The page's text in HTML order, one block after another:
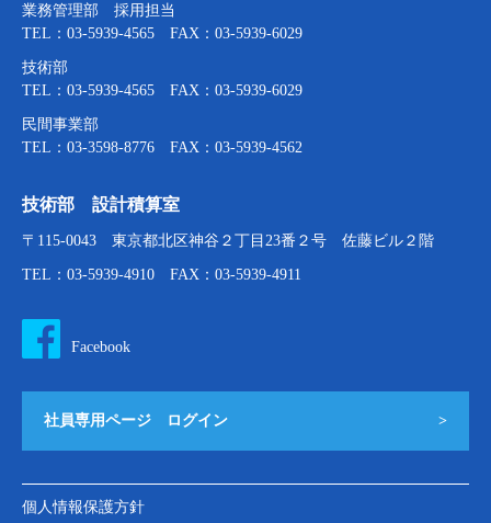
業務管理部 採用担当
TEL：03-5939-4565 FAX：03-5939-6029
技術部
TEL：03-5939-4565 FAX：03-5939-6029
民間事業部
TEL：03-3598-8776 FAX：03-5939-4562
技術部 設計積算室
〒115-0043 東京都北区神谷２丁目23番２号 佐藤ビル２階
TEL：03-5939-4910 FAX：03-5939-4911
Facebook
社員専用ページ ログイン >
個人情報保護方針